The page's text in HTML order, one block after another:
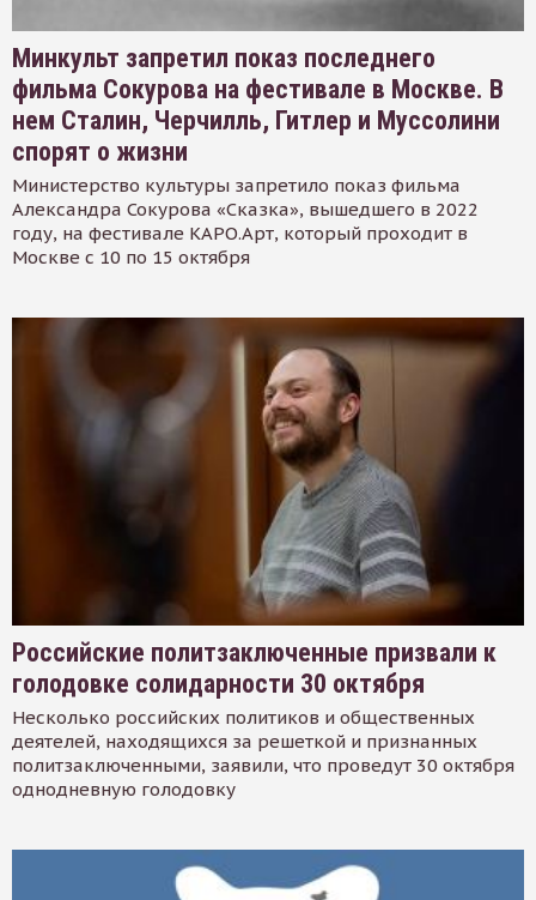
Минкульт запретил показ последнего
фильма Сокурова на фестивале в Москве. В
нем Сталин, Черчилль, Гитлер и Муссолини
спорят о жизни
Министерство культуры запретило показ фильма
Александра Сокурова «Сказка», вышедшего в 2022
году, на фестивале КАРО.Арт, который проходит в
Москве с 10 по 15 октября
Российские политзаключенные призвали к
голодовке солидарности 30 октября
Несколько российских политиков и общественных
деятелей, находящихся за решеткой и признанных
политзаключенными, заявили, что проведут 30 октября
однодневную голодовку